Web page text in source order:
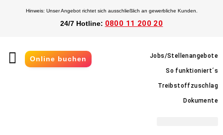
Hinweis: Unser Angebot richtet sich ausschließlich an gewerbliche Kunden.
24/7 Hotline: 0800 11 200 20
Online buchen Jobs/Stellenangebote
So funktioniert´s
Treibstoffzuschlag
Dokumente